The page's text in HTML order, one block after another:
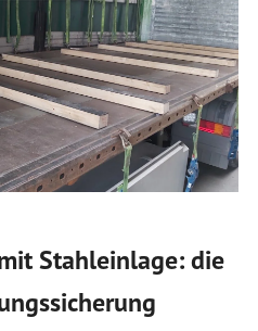
Stahleinlage: die